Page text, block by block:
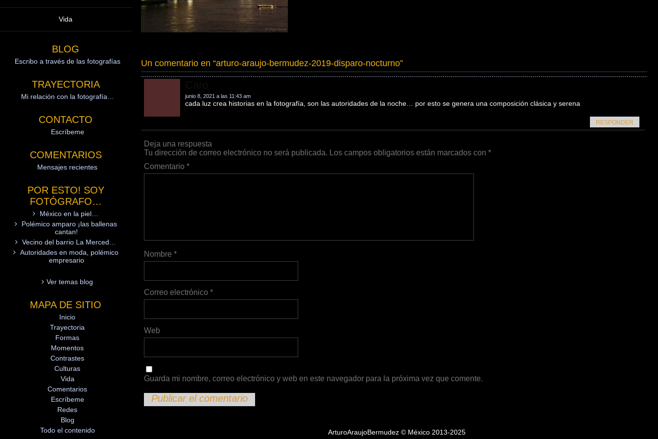
Vida
BLOG
Escribo a través de las fotografías
TRAYECTORIA
Mi relación con la fotografía…
CONTACTO
Escríbeme
COMENTARIOS
Mensajes recientes
POR ESTO! SOY
FOTÓGRAFO…
México en la piel…
Polémico amparo ¡las ballenas
cantan!
Vecino del barrio La Merced…
Autoridades en moda, polémico
empresario
Ver temas blog
MAPA DE SITIO
Inicio
Trayectoria
Formas
Momentos
Contrastes
Culturas
Vida
Comentarios
Escríbeme
Redes
Blog
Todo el contenido
Un comentario en “arturo-araujo-bermudez-2019-disparo-nocturno”
junio 8, 2021 a las 11:43 am
cada luz crea historias en la fotografía, son las autoridades de la noche… por esto se genera una composición clásica y serena
RESPONDER
Deja una respuesta
Tu dirección de correo electrónico no será publicada. Los campos obligatorios están marcados con*
Comentario*
Nombre*
Correo electrónico*
Web
Guarda mi nombre, correo electrónico y web en este navegador para la próxima vez que comente.
ArturoAraujoBermudez © México 2013-2025